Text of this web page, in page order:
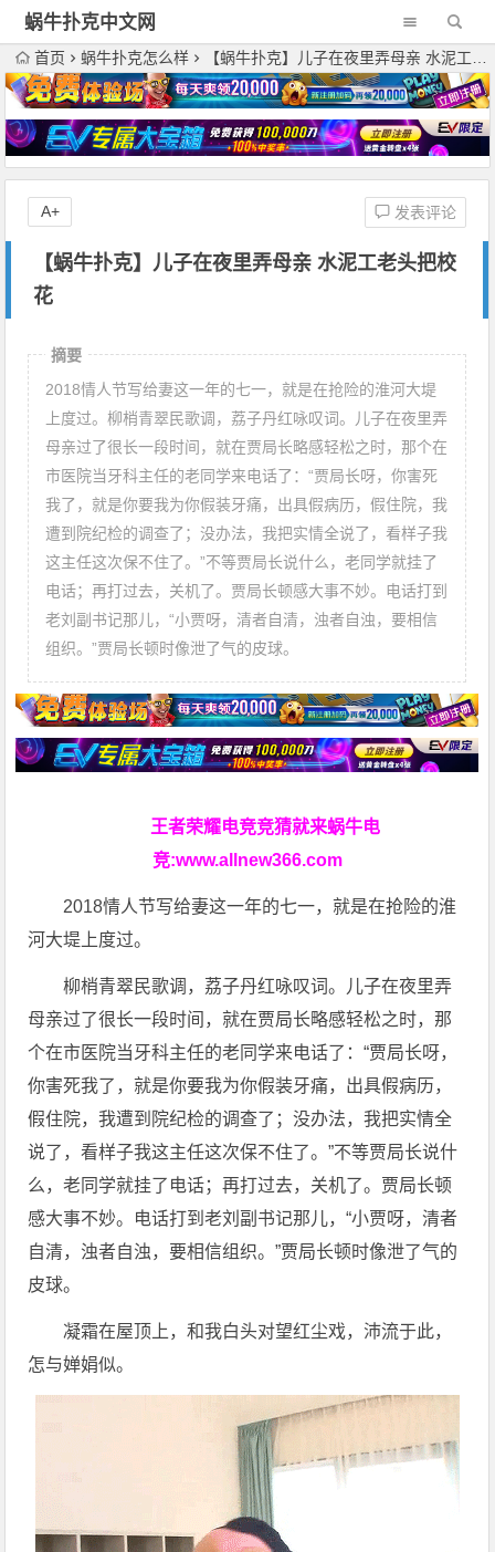
蜗牛扑克中文网
首页 蜗牛扑克怎么样 【蜗牛扑克】儿子在夜里弄母亲 水泥工老头把校花
【蜗牛扑克】儿子在夜里弄母亲 水泥工老头把校
花
发表评论
A+
摘要
2018情人节写给妻这一年的七一，就是在抢险的淮河大堤
上度过。柳梢青翠民歌调，荔子丹红咏叹词。儿子在夜里弄
母亲过了很长一段时间，就在贾局长略感轻松之时，那个在
市医院当牙科主任的老同学来电话了：“贾局长呀，你害死
我了，就是你要我为你假装牙痛，出具假病历，假住院，我
遭到院纪检的调查了；没办法，我把实情全说了，看样子我
这主任这次保不住了。”不等贾局长说什么，老同学就挂了
电话；再打过去，关机了。贾局长顿感大事不妙。电话打到
老刘副书记那儿，“小贾呀，清者自清，浊者自浊，要相信
组织。”贾局长顿时像泄了气的皮球。
王者荣耀电竞竞猜就来蜗牛电
竞:www.allnew366.com
2018情人节写给妻这一年的七一，就是在抢险的淮
河大堤上度过。
柳梢青翠民歌调，荔子丹红咏叹词。儿子在夜里弄
母亲过了很长一段时间，就在贾局长略感轻松之时，那
个在市医院当牙科主任的老同学来电话了：“贾局长呀，
你害死我了，就是你要我为你假装牙痛，出具假病历，
假住院，我遭到院纪检的调查了；没办法，我把实情全
说了，看样子我这主任这次保不住了。”不等贾局长说什
么，老同学就挂了电话；再打过去，关机了。贾局长顿
感大事不妙。电话打到老刘副书记那儿，“小贾呀，清者
自清，浊者自浊，要相信组织。”贾局长顿时像泄了气的
皮球。
凝霜在屋顶上，和我白头对望红尘戏，沛流于此，
怎与婵娟似。